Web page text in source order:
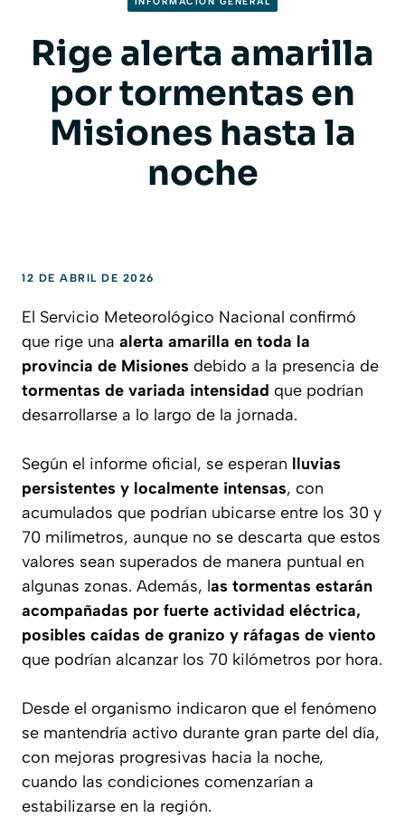
Rige alerta amarilla
por tormentas en
Misiones hasta la
noche
12 DE ABRIL DE 2026
El Servicio Meteorológico Nacional confirmó
que rige una alerta amarilla en toda la
provincia de Misiones debido a la presencia de
tormentas de variada intensidad que podrían
desarrollarse a lo largo de la jornada.
Según el informe oficial, se esperan lluvias
persistentes y localmente intensas, con
acumulados que podrían ubicarse entre los 30 y
70 milímetros, aunque no se descarta que estos
valores sean superados de manera puntual en
algunas zonas. Además, las tormentas estarán
acompañadas por fuerte actividad eléctrica,
posibles caídas de granizo y ráfagas de viento
que podrían alcanzar los 70 kilómetros por hora.
Desde el organismo indicaron que el fenómeno
se mantendría activo durante gran parte del día,
con mejoras progresivas hacia la noche,
cuando las condiciones comenzarían a
estabilizarse en la región.